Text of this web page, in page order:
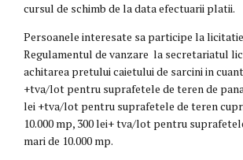
cursul de schimb de la data efectuarii platii.
Persoanele interesate sa participe la
Regulamentul de vanzare la secretariatul
achitarea pretului caietului de sarcini in
+tva/lot pentru suprafetele de teren de pana
lei +tva/lot pentru suprafetele de teren
10.000 mp, 300 lei+ tva/lot pentru
mari de 10.000 mp.